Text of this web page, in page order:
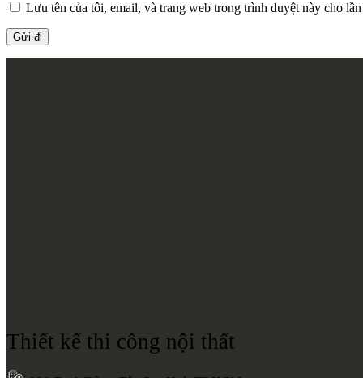
Lưu tên của tôi, email, và trang web trong trình duyệt này cho
Thiết kế thi công nội thất